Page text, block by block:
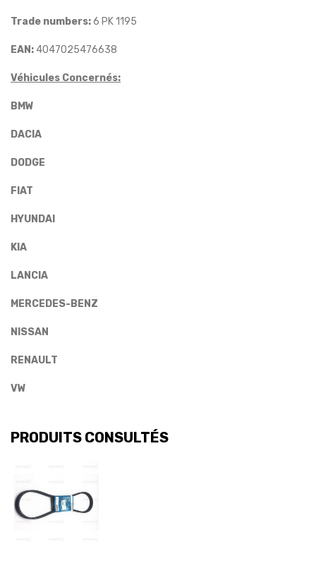
Trade numbers:6 PK 1195
EAN: 4047025476638
Véhicules Concernés:
BMW
DACIA
DODGE
FIAT
HYUNDAI
KIA
LANCIA
MERCEDES-BENZ
NISSAN
RENAULT
VW
PRODUITS CONSULTÉS